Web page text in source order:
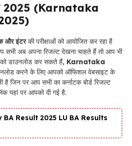
2025 (Karnataka
और इंटरकी परीक्षाओं को आयोजित कर रहा है
सभी अब अपना रिजल्ट देखना चाहते हैं तो आप भी
डाउनलोड कर सकते हैं, Karnataka
करने के लिए आपको ऑफिशल वेबसाइट के
है जिन पर आप सभी का कर्नाटक बोर्ड रिजल्ट
यहां पर आपको दी गई है.
Result 2025 LU BA Results